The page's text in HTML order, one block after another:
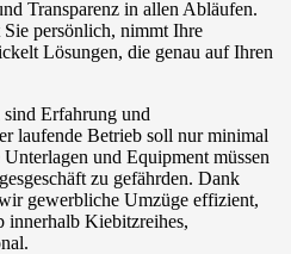
Transparenz in allen Abläufen.
persönlich, nimmt Ihre
Lösungen, die genau auf Ihren
Erfahrung und
laufende Betrieb soll nur minimal
und Equipment müssen
zu gefährden. Dank
gewerbliche Umzüge effizient,
innerhalb Kiebitzreihes,